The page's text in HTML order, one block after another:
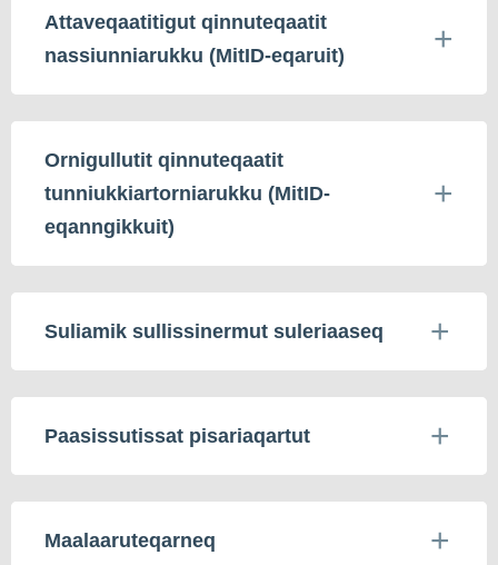
Attaveqaatitigut qinnuteqaatit
nassiunniarukku (MitID-eqaruit)
Ornigullutit qinnuteqaatit
tunniukkiartorniarukku (MitID-
eqanngikkuit)
Suliamik sullissinermut suleriaaseq
Paasissutissat pisariaqartut
Maalaaruteqarneq